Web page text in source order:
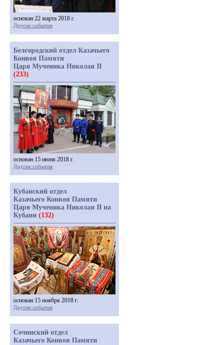
основан 22 марта 2018 г.
Другие события
Белгородский отдел Казачьего
Конвоя Памяти
Царя Мученика Николая II
(233)
основан 15 июня 2018 г.
Другие события
Кубанский отдел
Казачьего Конвоя Памяти
Царя Мученика Николая II на
Кубани (132)
основан 15 ноября 2018 г.
Другие события
Сочинский отдел
Казачьего Конвоя Памяти